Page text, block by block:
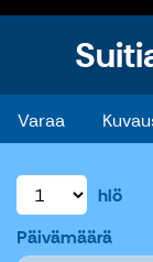
Suitian
Varaa
hlö
Päivämäärä